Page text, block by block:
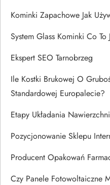
Kominki Zapachowe Jak
System Glass Kominki Co To
Ekspert SEO Tarnobrzeg
Ile Kostki Brukowej O
Standardowej Europalecie?
Etapy Układania
Pozycjonowanie Sklepu
Producent Opakowań
Czy Panele Fotowoltaiczne